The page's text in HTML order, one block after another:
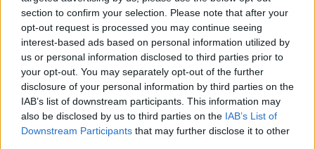
section to confirm your selection. Please note that after your
opt-out request is processed you may continue seeing
interest-based ads based on personal information utilized by
us or personal information disclosed to third parties prior to
your opt-out. You may separately opt-out of the further
disclosure of your personal information by third parties on the
IAB’s list of downstream participants. This information may
also be disclosed by us to third parties on the IAB’s List of
Downstream Participants that may further disclose it to other
Bohusek•2013. július 26.
Nemrégiben megmutattuk, mit tud a Skoot néven
futó bőrönd-járgány, és régebben már
megmutattuk nektek rokonát, a Trunkit is. Az elv
ugyanaz volt ennél a bőrönd-járgánynál is:
megalkotni egy egyszerre tároló és gyerek-járműnek
is alkalmas eszközt. A Trunki-őrület már…